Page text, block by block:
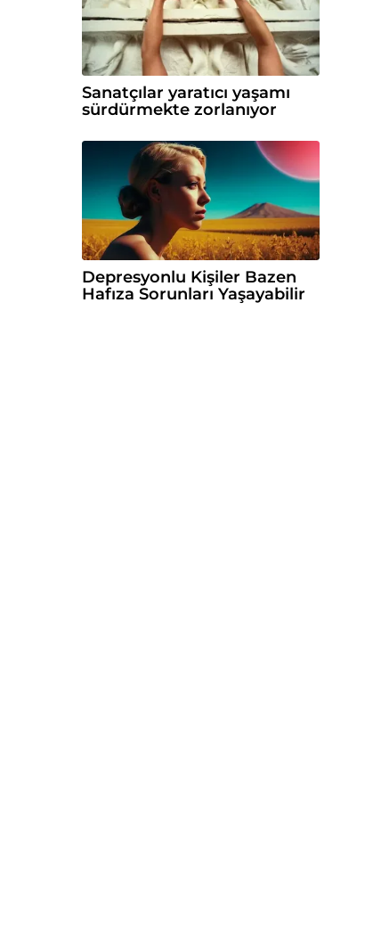
Sanatçılar yaratıcı yaşamı
sürdürmekte zorlanıyor
Depresyonlu Kişiler Bazen
Hafıza Sorunları Yaşayabilir